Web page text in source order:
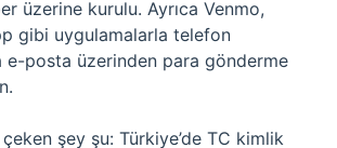
üzerine kurulu. Ayrıca Venmo,
gibi uygulamalarla telefon
e-posta üzerinden para gönderme
şey şu: Türkiye’de TC kimlik